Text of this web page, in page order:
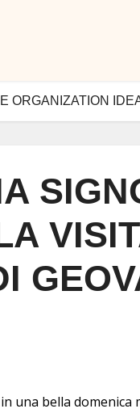
ORGANIZATION
una bella domenica